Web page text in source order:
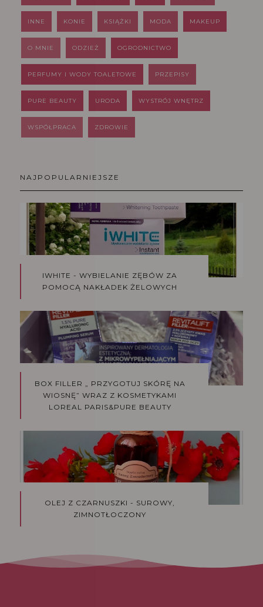
INNE KONIE KSIĄŻKI MODA MAKEUP
O MNIE ODZIEŻ OGRODNICTWO
PERFUMY I WODY TOALETOWE PRZEPISY
PURE BEAUTY URODA WYSTRÓJ WNĘTRZ
WSPÓŁPRACA ZDROWIE
NAJPOPULARNIEJSZE
IWHITE - WYBIELANIE ZĘBÓW ZA
POMOCĄ NAKŁADEK ŻELOWYCH
BOX FILLER „ PRZYGOTUJ SKÓRĘ NA
WIOSNĘ” WRAZ Z KOSMETYKAMI
LOREAL PARIS&PURE BEAUTY
OLEJ Z CZARNUSZKI - SUROWY,
ZIMNOTŁOCZONY